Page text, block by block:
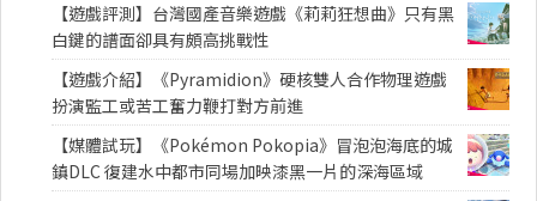
【遊戲評測】台灣國產音樂遊戲《莉莉狂想曲》只有黑
白鍵的譜面卻具有頗高挑戰性
【遊戲介紹】《Pyramidion》硬核雙人合作物理遊戲
扮演監工或苦工奮力鞭打對方前進
【媒體試玩】《Pokémon Pokopia》冒泡泡海底的城
鎮DLC 復建水中都市同場加映漆黑一片的深海區域